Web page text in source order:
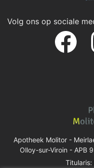
Volg ons op sociale
Apotheek Molitor -
Olloy-sur-Viroin - APB
Titularis: